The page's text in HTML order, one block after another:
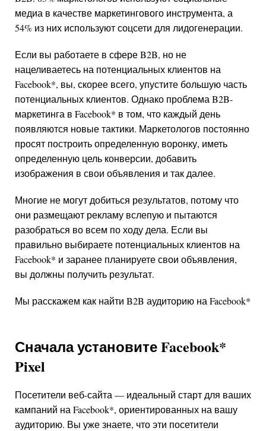
медиа в качестве маркетингового инструмента, а
54% из них используют соцсети для лидогенерации.
Если вы работаете в сфере B2B, но не
нацеливаетесь на потенциальных клиентов на
Facebook*, вы, скорее всего, упустите большую часть
потенциальных клиентов. Однако проблема B2B-
маркетинга в Facebook* в том, что каждый день
появляются новые тактики. Маркетологов постоянно
просят построить определенную воронку, иметь
определенную цель конверсии, добавить
изображения в свои объявления и так далее.
Многие не могут добиться результатов, потому что
они размещают рекламу вслепую и пытаются
разобраться во всем по ходу дела. Если вы
правильно выбираете потенциальных клиентов на
Facebook* и заранее планируете свои объявления,
вы должны получить результат.
Мы расскажем как найти B2B аудиторию на Facebook*
Сначала установитеFacebook*
Pixel
Посетители веб-сайта — идеальный старт для ваших
кампаний на Facebook*, ориентированных на вашу
аудиторию. Вы уже знаете, что эти посетители